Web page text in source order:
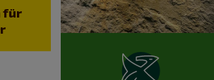
für